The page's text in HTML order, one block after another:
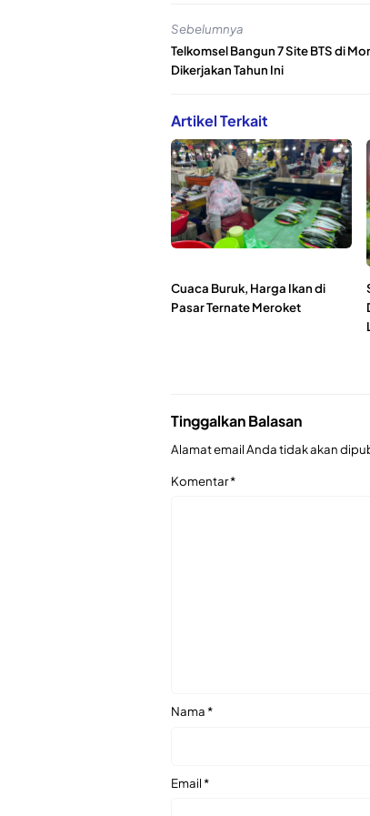
Sebelumnya
Telkomsel Bangun 7 Site BTS di
Dikerjakan Tahun Ini
Artikel Terkait
Cuaca Buruk, Harga Ikan di
Pasar Ternate Meroket
Tinggalkan Balasan
Alamat email Anda tidak akan
Komentar*
Nama*
Email*